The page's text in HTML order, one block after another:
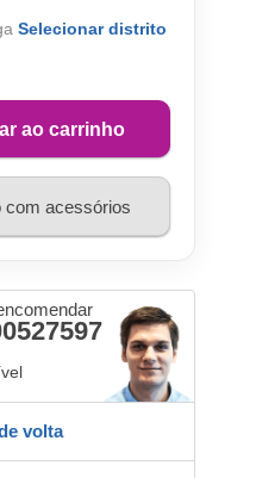
Selecionar distrito
ao carrinho
com acessórios
volta